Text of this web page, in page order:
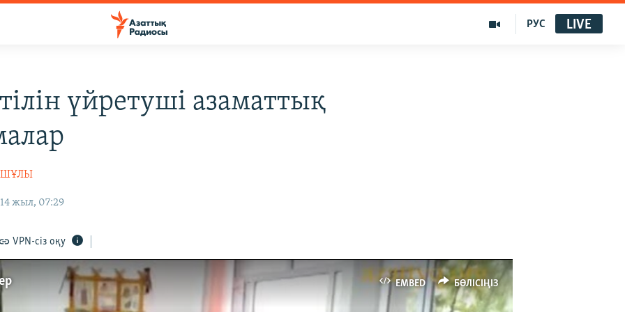
РУС LIVE
үйретуші азаматтық
жыл, 07:29
VPN-сіз оқу
EMBED БӨЛІСІҢІЗ